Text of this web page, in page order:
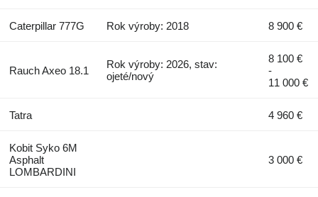
Caterpillar 777G Rok výroby: 2018 8 900 €
Rauch Axeo 18.1
Rok výroby: 2026, stav:
ojeté/nový
8 100 €
-
11 000 €
Tatra 4 960 €
Kobit Syko 6M
Asphalt
LOMBARDINI
3 000 €